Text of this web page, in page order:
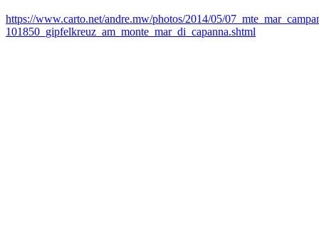
https://www.carto.net/andre.mw/photos/2014/05/
101850_gipfelkreuz_am_monte_mar_di_capanna.shtml